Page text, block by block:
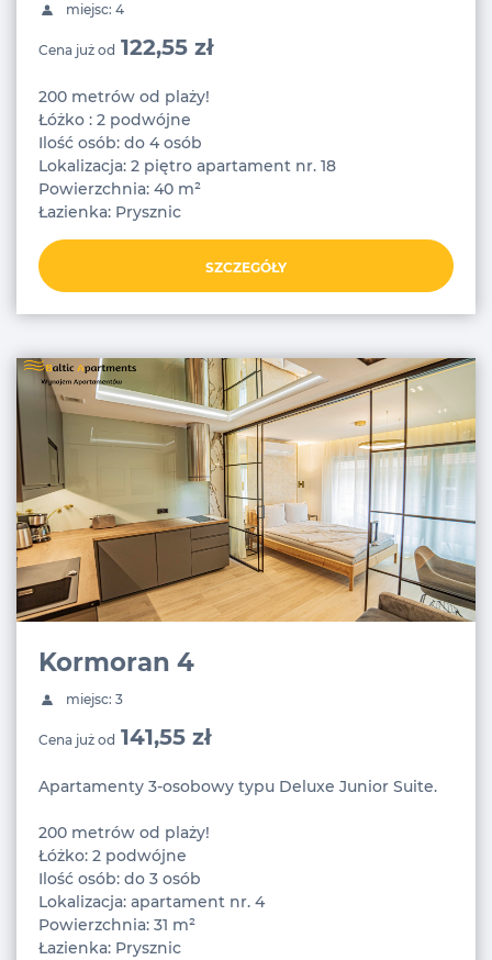
miejsc: 4
Cena już od 122,55 zł
200 metrów od plaży!
Łóżko : 2 podwójne
Ilość osób: do 4 osób
Lokalizacja: 2 piętro apartament nr. 18
Powierzchnia: 40 m²
Łazienka: Prysznic
SZCZEGÓŁY
Kormoran 4
miejsc: 3
Cena już od 141,55 zł
Apartamenty 3-osobowy typu Deluxe Junior Suite.
200 metrów od plaży!
Łóżko: 2 podwójne
Ilość osób: do 3 osób
Lokalizacja: apartament nr. 4
Powierzchnia: 31 m²
Łazienka: Prysznic